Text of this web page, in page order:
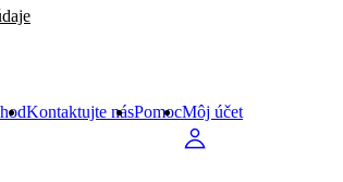
Kontaktujte násPomocMôj účet